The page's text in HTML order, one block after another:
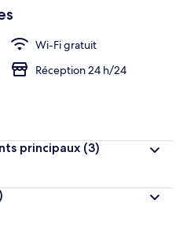
Wi-Fi gratuit
Réception 24 h/24
principaux (3)